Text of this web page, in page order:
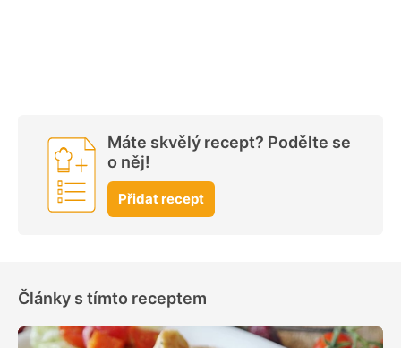
Máte skvělý recept? Podělte se
o něj!
Přidat recept
Články s tímto receptem